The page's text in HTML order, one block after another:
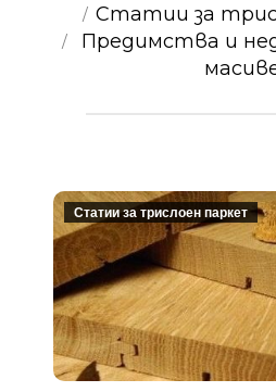
Статии за
Предимства и
Статии за трислоен паркет